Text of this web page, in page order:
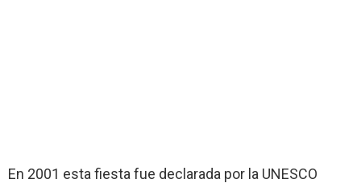
En 2001 esta fiesta fue declarada por la UNESCO